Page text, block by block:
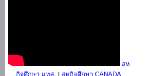
สห
กิจศึกษา มทส.
สหกิจศึกษา CANADA